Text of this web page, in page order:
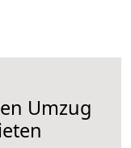
Umzug